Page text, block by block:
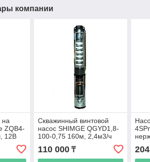
компании
на
ZQB4-
12В
Скважинный винтовой
насос SHIMGE QGYD1,8-
100-0,75 160м, 2,4м3/ч
110 000₸